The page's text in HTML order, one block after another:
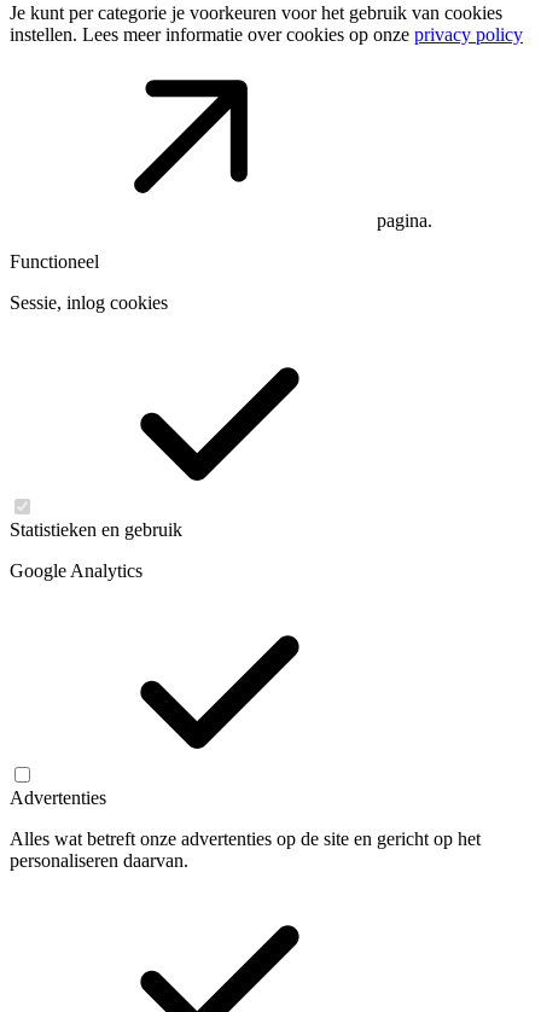
Je kunt per categorie je voorkeuren voor het gebruik van cookies
instellen. Lees meer informatie over cookies op onze privacy policy
pagina.
Functioneel
Sessie, inlog cookies
Statistieken en gebruik
Google Analytics
Advertenties
Alles wat betreft onze advertenties op de site en gericht op het
personaliseren daarvan.